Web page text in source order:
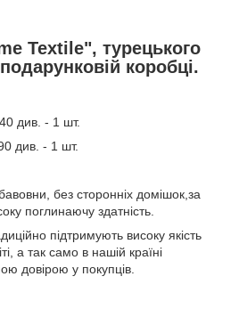
Textile", турецького
коробці.
див. - 1 шт.
див. - 1 шт.
без сторонніх домішок,за
поглинаючу здатність.
підтримують високу якість
а так само в нашій країні
довірою у покупців.